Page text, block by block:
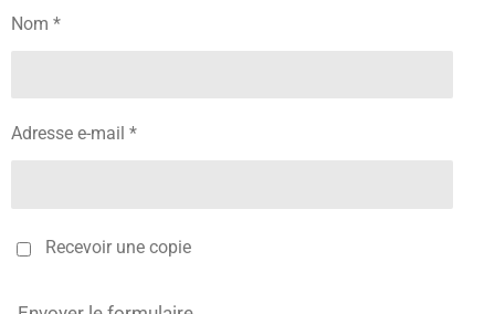
Nom *
Adresse e-mail *
Recevoir une copie